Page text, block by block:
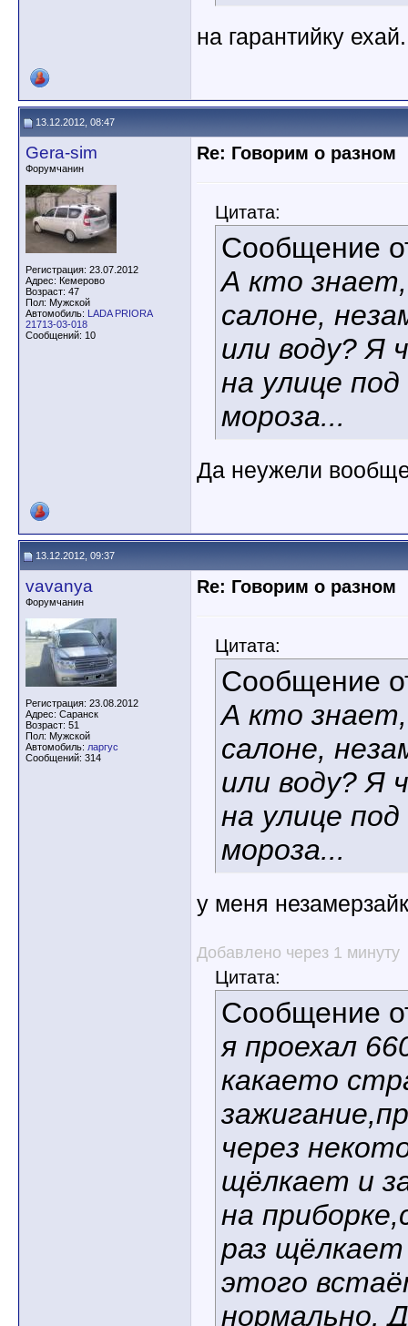
на гарантийку ехай.
13.12.2012, 08:47
Gera-sim
Форумчанин
Регистрация: 23.07.2012
Адрес: Кемерово
Возраст: 47
Пол: Мужской
Автомобиль: LADA PRIORA
21713-03-018
Сообщений: 10
Re: Говорим о разном
Цитата:
Сообщение
А кто
салоне,
или воду? Я
на улице под
мороза...
Да неужели
13.12.2012, 09:37
vavanya
Форумчанин
Регистрация: 23.08.2012
Адрес: Саранск
Возраст: 51
Пол: Мужской
Автомобиль: ларгус
Сообщений: 314
Re: Говорим о разном
Цитата:
Сообщение
А кто
салоне,
или воду? Я
на улице под
мороза...
у меня
Добавлено через 1 минуту
Цитата:
Сообщение
я проехал
какаето
через
щёлкает и
на
раз
этого
нормально.